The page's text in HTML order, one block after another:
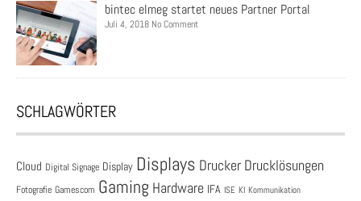
bintec elmeg startet neues Partner Portal
Juli 4, 2018 No Comment
SCHLAGWÖRTER
Cloud Digital Signage Display Displays Drucker Drucklösungen
Fotografie Gamescom Gaming Hardware IFA ISE KI Kommunikation